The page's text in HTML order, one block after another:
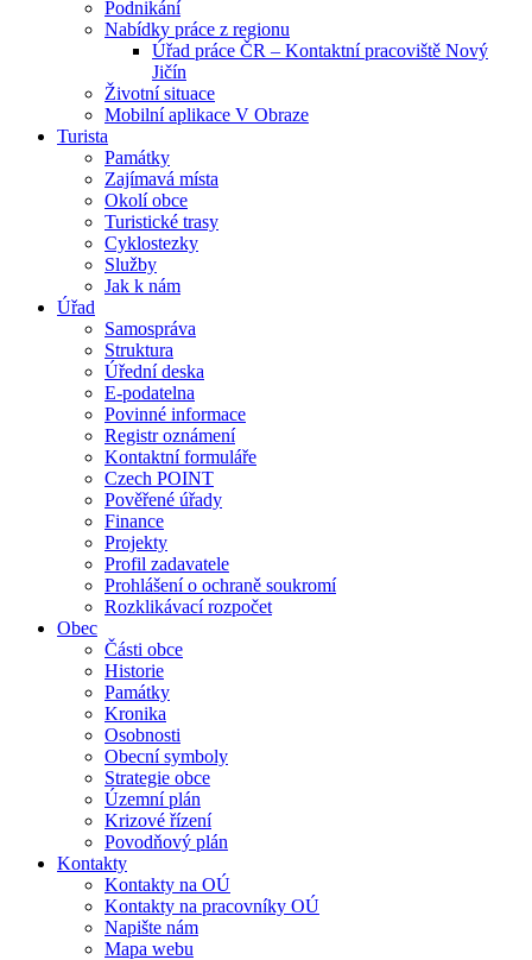
Podnikání
Nabídky práce z regionu
Úřad práce ČR – Kontaktní pracoviště Nový
Jičín
Životní situace
Mobilní aplikace V Obraze
Turista
Památky
Zajímavá místa
Okolí obce
Turistické trasy
Cyklostezky
Služby
Jak k nám
Úřad
Samospráva
Struktura
Úřední deska
E-podatelna
Povinné informace
Registr oznámení
Kontaktní formuláře
Czech POINT
Pověřené úřady
Finance
Projekty
Profil zadavatele
Prohlášení o ochraně soukromí
Rozklikávací rozpočet
Obec
Části obce
Historie
Památky
Kronika
Osobnosti
Obecní symboly
Strategie obce
Územní plán
Krizové řízení
Povodňový plán
Kontakty
Kontakty na OÚ
Kontakty na pracovníky OÚ
Napište nám
Mapa webu